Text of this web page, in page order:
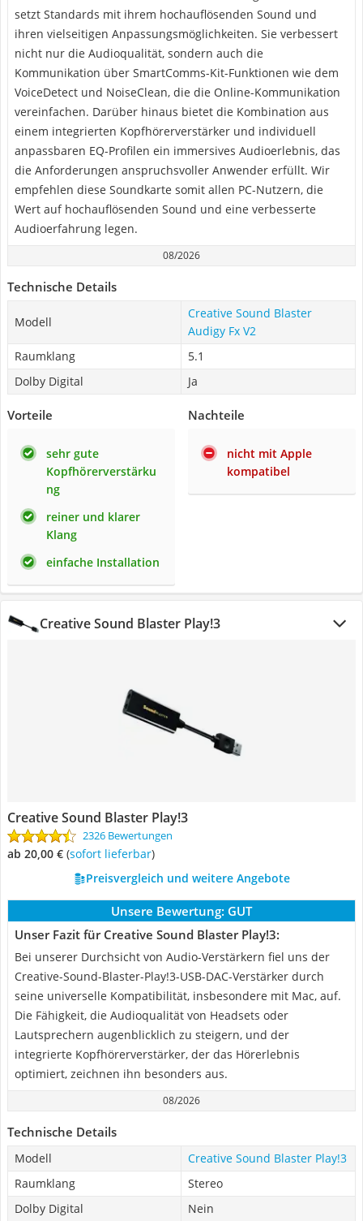
setzt Standards mit ihrem hochauflösenden Sound und
ihren vielseitigen Anpassungsmöglichkeiten. Sie verbessert
nicht nur die Audioqualität, sondern auch die
Kommunikation über SmartComms-Kit-Funktionen wie dem
VoiceDetect und NoiseClean, die die Online-Kommunikation
vereinfachen. Darüber hinaus bietet die Kombination aus
einem integrierten Kopfhörerverstärker und individuell
anpassbaren EQ-Profilen ein immersives Audioerlebnis, das
die Anforderungen anspruchsvoller Anwender erfüllt. Wir
empfehlen diese Soundkarte somit allen PC-Nutzern, die
Wert auf hochauflösenden Sound und eine verbesserte
Audioerfahrung legen.
08/2026
Technische Details
Modell
Creative Sound Blaster
Audigy Fx V2
Raumklang
5.1
Dolby Digital
Ja
Vorteile
sehr gute
Kopfhörerverstärku
ng
reiner und klarer
Klang
einfache Installation
Nachteile
nicht mit Apple
kompatibel
Creative Sound Blaster Play!3
Creative Sound Blaster Play!3
2326 Bewertungen
ab 20,00 € ( Sofort lieferbar)
Preisvergleich und weitere Angebote
Unsere Bewertung: GUT
Unser Fazit für Creative Sound Blaster Play!3:
Bei unserer Durchsicht von Audio-Verstärkern fiel uns der
Creative-Sound-Blaster-Play!3-USB-DAC-Verstärker durch
seine universelle Kompatibilität, insbesondere mit Mac, auf.
Die Fähigkeit, die Audioqualität von Headsets oder
Lautsprechern augenblicklich zu steigern, und der
integrierte Kopfhörerverstärker, der das Hörerlebnis
optimiert, zeichnen ihn besonders aus.
08/2026
Technische Details
Modell
Creative Sound Blaster Play!3
Raumklang
Stereo
Dolby Digital
Nein